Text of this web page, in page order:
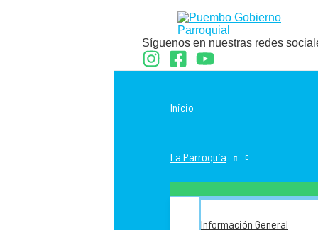
Síguenos en nuestras redes
Inicio
La Parroquia
Información General